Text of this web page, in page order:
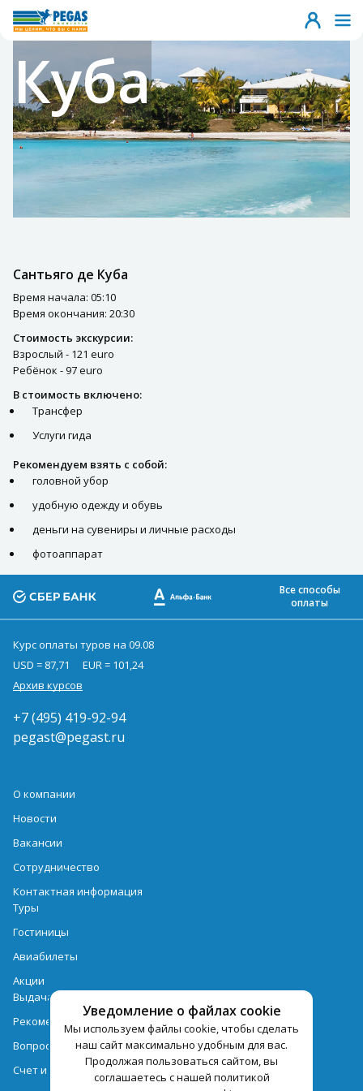
Куба
Сантьяго де Куба
Время начала: 05:10
Время окончания: 20:30
Стоимость экскурсии:
Взрослый - 121 euro
Ребёнок - 97 euro
В стоимость включено:
Трансфер
Услуги гида
Рекомендуем взять с собой:
головной убор
удобную одежду и обувь
деньги на сувениры и личные расходы
фотоаппарат
Уведомление о файлах cookie
Мы используем файлы cookie, чтобы сделать
наш сайт максимально удобным для вас.
Продолжая пользоваться сайтом, вы
соглашаетесь с нашей политикой
Все способы
оплаты
Курс оплаты туров на 09.08
USD = 87,71
EUR = 101,24
Архив курсов
+7 (495) 419-92-94
pegast@pegast.ru
О компании
Новости
Вакансии
Сотрудничество
Контактная информация
Туры
Гостиницы
Авиабилеты
Акции
Выдача документов
Рекомендации
Вопрос-ответ
Счет и оплата